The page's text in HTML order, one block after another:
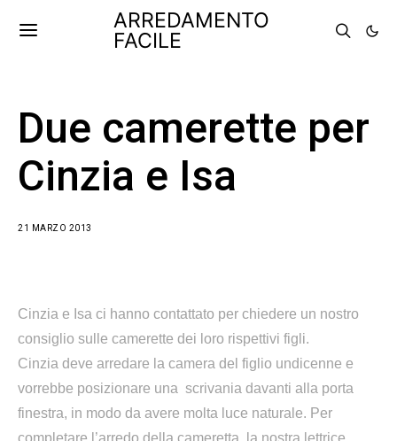
ARREDAMENTO
FACILE
Due camerette per
Cinzia e Isa
21 MARZO 2013
Cinzia e Isa ci hanno contattato per chiedere un nostro
consiglio sulle camerette dei loro rispettivi figli.
Cinzia deve arredare la camera del figlio undicenne e
vorrebbe posizionare una scrivania davanti alla porta
finestra, in modo da avere molta luce naturale. Per
completare l’arredo della cameretta, la nostra lettrice